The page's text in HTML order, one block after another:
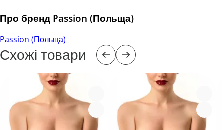
Про бренд Passion (Польща)
Passion (Польща)
Схожі товари